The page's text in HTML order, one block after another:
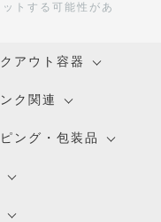
トする可能性があ
アウト容器
ンク関連
ング・包装品